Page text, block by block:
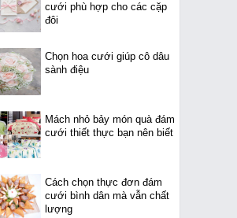
cưới phù hợp cho các cặp
đôi
Chọn hoa cưới giúp cô dâu
sành điệu
Mách nhỏ bảy món quà đám
cưới thiết thực bạn nên biết
Cách chọn thực đơn đám
cưới bình dân mà vẫn chất
lượng